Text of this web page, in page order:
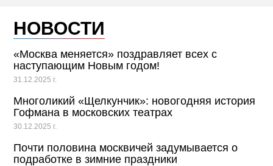
НОВОСТИ
«Москва меняется» поздравляет всех с
наступающим Новым годом!
31.12.2025 г.
Многоликий «Щелкунчик»: новогодняя история
Гофмана в московских театрах
30.12.2025 г.
Почти половина москвичей задумывается о
подработке в зимние праздники